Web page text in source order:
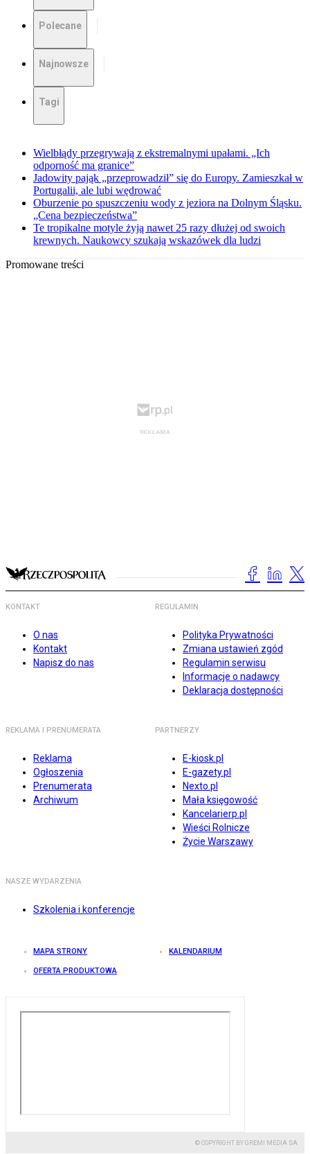
Polecane
Najnowsze
Tagi
Wielbłądy przegrywają z ekstremalnymi upałami. „Ich
odporność ma granice”
Jadowity pająk „przeprowadził” się do Europy. Zamieszkał w
Portugalii, ale lubi wędrować
Oburzenie po spuszczeniu wody z jeziora na Dolnym Śląsku.
„Cena bezpieczeństwa”
Te tropikalne motyle żyją nawet 25 razy dłużej od swoich
krewnych. Naukowcy szukają wskazówek dla ludzi
Promowane treści
KONTAKT
O nas
Kontakt
Napisz do nas
REGULAMIN
Polityka Prywatności
Zmiana ustawień zgód
Regulamin serwisu
Informacje o nadawcy
Deklaracja dostępności
REKLAMA I PRENUMERATA
Reklama
Ogłoszenia
Prenumerata
Archiwum
PARTNERZY
E-kiosk.pl
E-gazety.pl
Nexto.pl
Mała księgowość
Kancelarierp.pl
Wieści Rolnicze
Życie Warszawy
NASZE WYDARZENIA
Szkolenia i konferencje
MAPA STRONY KALENDARIUM
OFERTA PRODUKTOWA
© COPYRIGHT BY GREMI MEDIA SA